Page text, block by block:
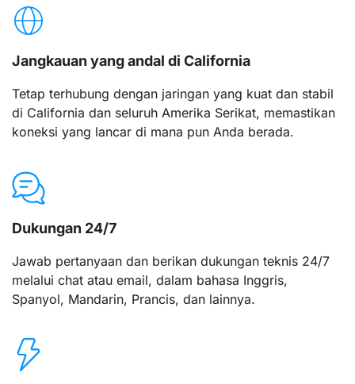
Jangkauan yang andal di California
Tetap terhubung dengan jaringan yang kuat dan stabil
di California dan seluruh Amerika Serikat, memastikan
koneksi yang lancar di mana pun Anda berada.
Dukungan 24/7
Jawab pertanyaan dan berikan dukungan teknis 24/7
melalui chat atau email, dalam bahasa Inggris,
Spanyol, Mandarin, Prancis, dan lainnya.